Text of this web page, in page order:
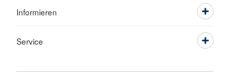
Informieren
Service